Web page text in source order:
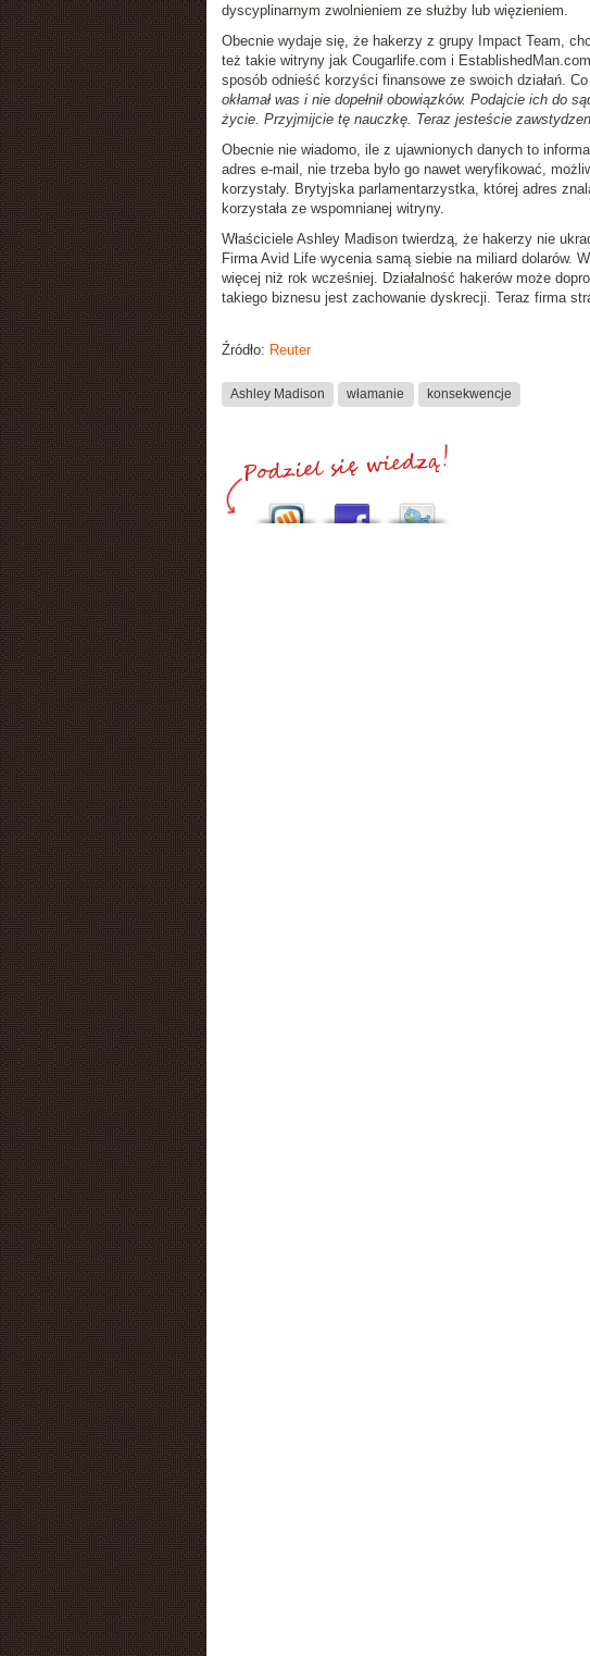
dyscyplinarnym zwolnieniem ze służby lub więzieniem.
Obecnie wydaje się, że hakerzy z grupy Impact Team,
też takie witryny jak Cougarlife.com i
sposób odnieść korzyści finansowe ze swoich działań.
okłamał was i nie dopełnił obowiązków. Podajcie ich do
życie. Przyjmijcie tę nauczkę. Teraz jesteście
Obecnie nie wiadomo, ile z ujawnionych danych to
adres e-mail, nie trzeba było go nawet weryfikować,
korzystały. Brytyjska parlamentarzystka, której adres
korzystała ze wspomnianej witryny.
Właściciele Ashley Madison twierdzą, że hakerzy nie
Firma Avid Life wycenia samą siebie na miliard dolarów.
więcej niż rok wcześniej. Działalność hakerów może
takiego biznesu jest zachowanie dyskrecji. Teraz firma
Źródło: Reuter
Ashley Madison włamanie konsekwencje